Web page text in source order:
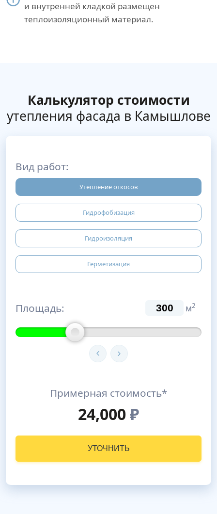
и внутренней кладкой размещен
теплоизоляционный материал.
Калькулятор стоимости
утепления фасада в Камышлове
Вид работ:
Утепление откосов
Гидрофобизация
Гидроизоляция
Герметизация
Площадь: м2
Примерная стоимость*
24,000₽
УТОЧНИТЬ